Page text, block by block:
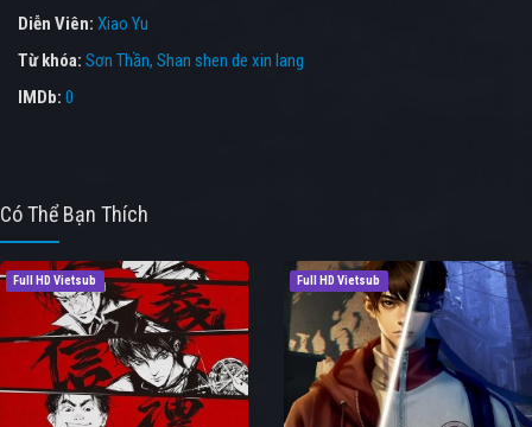
Diễn Viên: Xiao Yu
Từ khóa: Sơn Thần, Shan shen de xin lang
IMDb: 0
Có Thể Bạn Thích
Full HD Vietsub Full HD Vietsub